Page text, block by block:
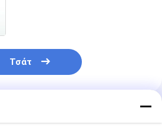
τη μηχανή
μηχανή
κατασκευής πλαισίων
Τσάτ